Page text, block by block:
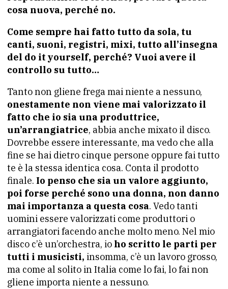
cosa nuova, perché no.
Come sempre hai fatto tutto da sola, tu
canti, suoni, registri, mixi, tutto all’insegna
del do it yourself, perché? Vuoi avere il
controllo su tutto…
Tanto non gliene frega mai niente a nessuno,
onestamente non viene mai valorizzato il
fatto che io sia una produttrice,
un’arrangiatrice, abbia anche mixato il disco.
Dovrebbe essere interessante, ma vedo che alla
fine se hai dietro cinque persone oppure fai tutto
te è la stessa identica cosa. Conta il prodotto
finale. Io penso che sia un valore aggiunto,
poi forse perché sono una donna, non danno
mai importanza a questa cosa. Vedo tanti
uomini essere valorizzati come produttori o
arrangiatori facendo anche molto meno. Nel mio
disco c’è un’orchestra, io ho scritto le parti per
tutti i musicisti, insomma, c’è un lavoro grosso,
ma come al solito in Italia come lo fai, lo fai non
gliene importa niente a nessuno.